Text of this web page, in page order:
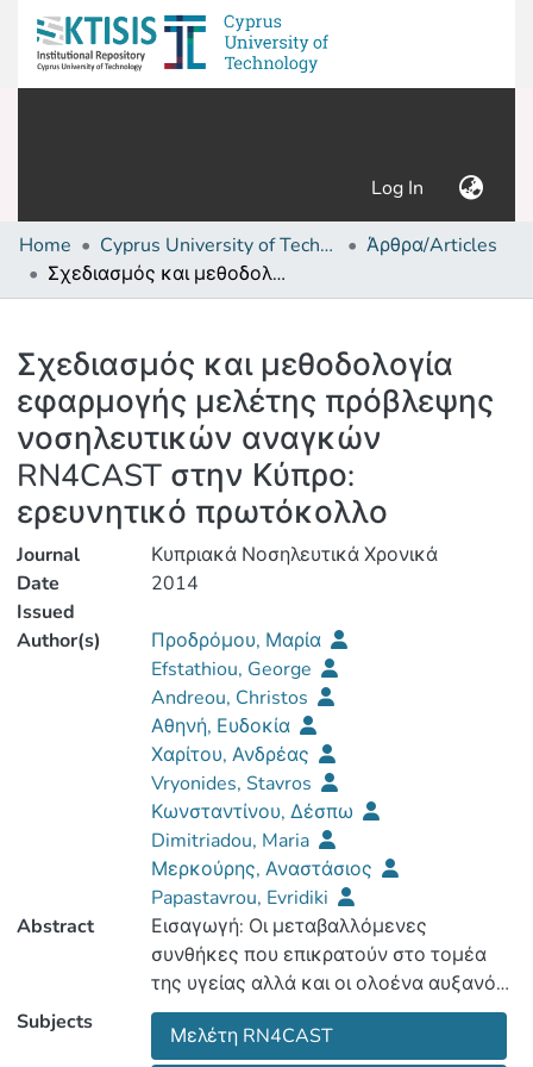
Log In (current)
Home Cyprus University of Technology (Research Output)
Άρθρα/Articles
Σχεδιασμός και μεθοδολογία εφαρμογής μελέτης πρόβλεψης νοσηλευτικών αναγκών RN4CAST στην Κύπρο: ερευνητικό πρωτόκολλο
Σχεδιασμός και μεθοδολογία
εφαρμογής μελέτης πρόβλεψης
νοσηλευτικών αναγκών
RN4CAST στην Κύπρο:
ερευνητικό πρωτόκολλο
Journal
Κυπριακά Νοσηλευτικά Χρονικά
Date
Issued
2014
Author(s)
Προδρόμου, Μαρία
Efstathiou, George
Andreou, Christos
Αθηνή, Ευδοκία
Χαρίτου, Ανδρέας
Vryonides, Stavros
Κωνσταντίνου, Δέσπω
Dimitriadou, Maria
Μερκούρης, Αναστάσιος
Papastavrou, Evridiki
Abstract
Εισαγωγή: Οι μεταβαλλόμενες
συνθήκες που επικρατούν στο τομέα
της υγείας αλλά και οι ολοένα αυξανό-
μενες ανάγκες φροντίδας που
Subjects
Μελέτη RN4CAST